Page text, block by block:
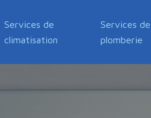
Services de
climatisation
Services de
plomberie